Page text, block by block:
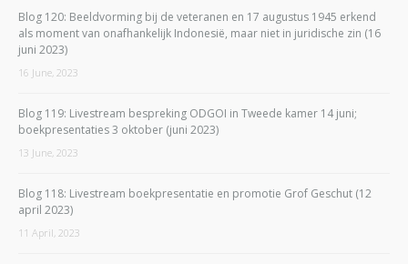
Blog 120: Beeldvorming bij de veteranen en 17 augustus 1945 erkend
als moment van onafhankelijk Indonesië, maar niet in juridische zin (16
juni 2023)
16 June, 2023
Blog 119: Livestream bespreking ODGOI in Tweede kamer 14 juni;
boekpresentaties 3 oktober (juni 2023)
13 June, 2023
Blog 118: Livestream boekpresentatie en promotie Grof Geschut (12
april 2023)
11 April, 2023